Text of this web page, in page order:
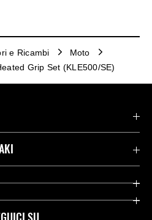
e Ricambi
Moto
Grip Set (KLE500/SE)